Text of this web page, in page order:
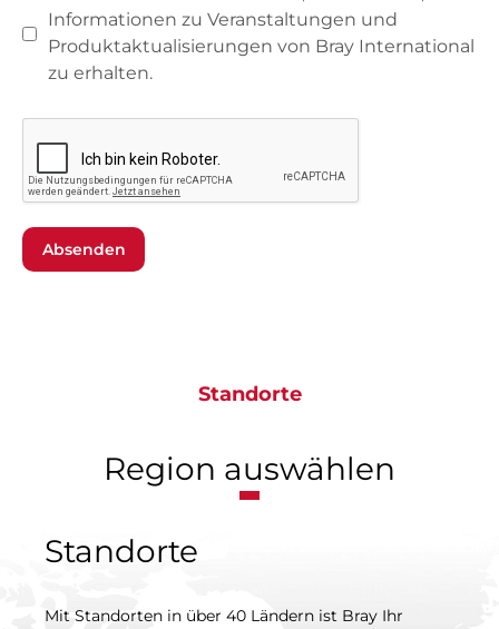
Informationen zu Veranstaltungen und
Produktaktualisierungen von Bray International
zu erhalten.
Absenden
Standorte
Region auswählen
Standorte
Mit Standorten in über 40 Ländern ist Bray Ihr